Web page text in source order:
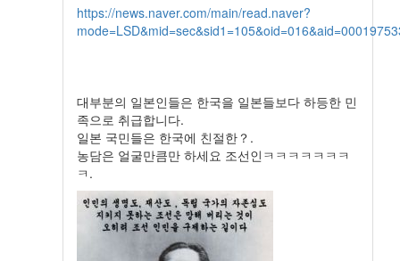
https://news.naver.com/main/read.naver?
대부분의 일본인들은 한국을 일본들보다 하등한 민
족으로 취급합니다.
일본 국민들은 한국에 친절한？.
농담은 얼굴만큼만 하세요 조선인ㅋㅋㅋㅋㅋㅋㅋ
ㅋ.